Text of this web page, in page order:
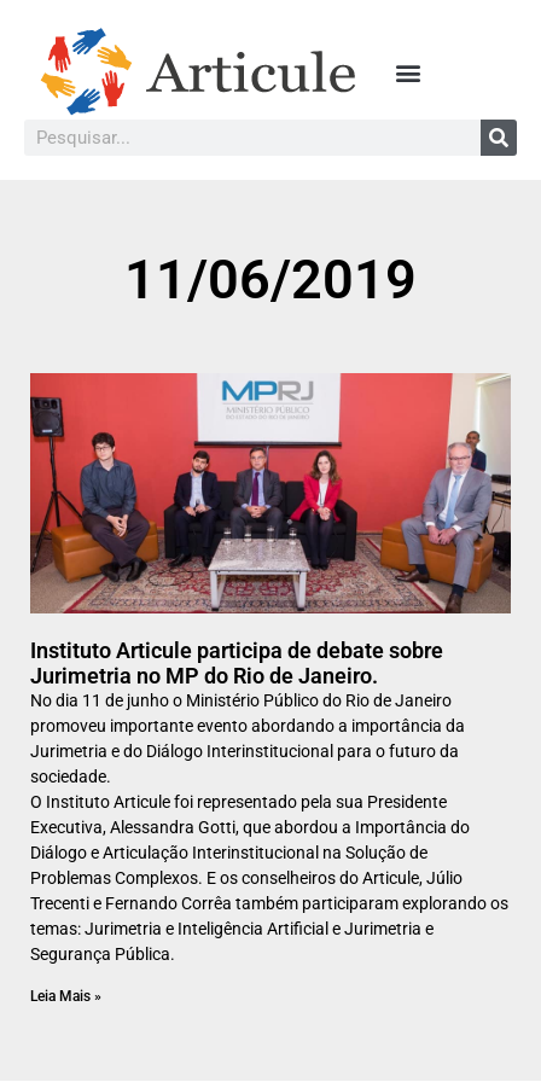
11/06/2019
Instituto Articule participa de debate sobre
Jurimetria no MP do Rio de Janeiro.
No dia 11 de junho o Ministério Público do Rio de Janeiro
promoveu importante evento abordando a importância da
Jurimetria e do Diálogo Interinstitucional para o futuro da
sociedade.
O Instituto Articule foi representado pela sua Presidente
Executiva, Alessandra Gotti, que abordou a Importância do
Diálogo e Articulação Interinstitucional na Solução de
Problemas Complexos. E os conselheiros do Articule, Júlio
Trecenti e Fernando Corrêa também participaram explorando os
temas: Jurimetria e Inteligência Artificial e Jurimetria e
Segurança Pública.
Leia Mais »